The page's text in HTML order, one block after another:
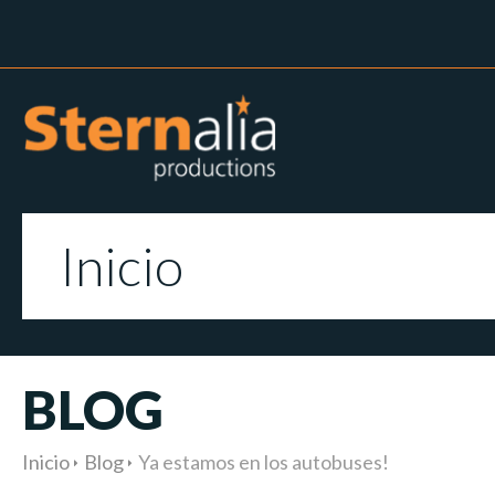
Inicio
BLOG
Inicio Blog Ya estamos en los autobuses!